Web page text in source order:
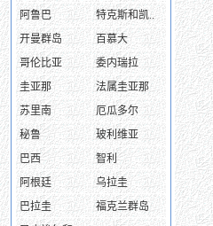
阿鲁巴
特克斯和凯..
开曼群岛
百慕大
哥伦比亚
委内瑞拉
圭亚那
法属圭亚那
苏里南
厄瓜多尔
秘鲁
玻利维亚
巴西
智利
阿根廷
乌拉圭
巴拉圭
福克兰群岛